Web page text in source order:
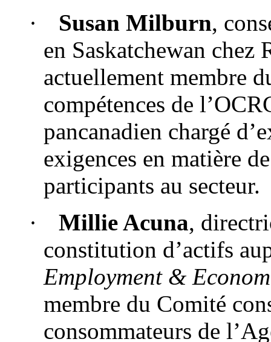
·
Susan Milburn,
en Saskatchewan chez
actuellement membre
compétences de
pancanadien chargé
exigences en matière
participants au secteur.
·
Millie Acuna,
constitution d’actifs
Employment &
membre du Comité
consommateurs de